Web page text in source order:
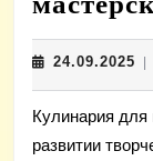
24.09.2025
Кулинария
развитии